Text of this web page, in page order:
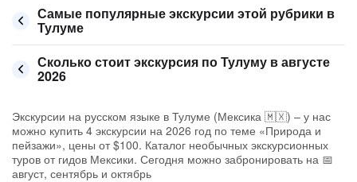
Самые популярные экскурсии этой рубрики в
Тулуме
Сколько стоит экскурсия по Тулуму в августе
2026
Экскурсии на русском языке в Тулуме (Мексика 🇲🇽) – у нас
можно купить 4 экскурсии на 2026 год по теме «Природа и
пейзажи», цены от $100. Каталог необычных экскурсионных
туров от гидов Мексики. Сегодня можно забронировать на 📅
август, сентябрь и октябрь